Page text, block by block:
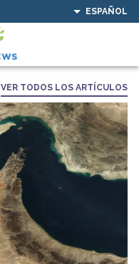
ESPAÑOL
VER TODOS LOS ARTÍCULOS